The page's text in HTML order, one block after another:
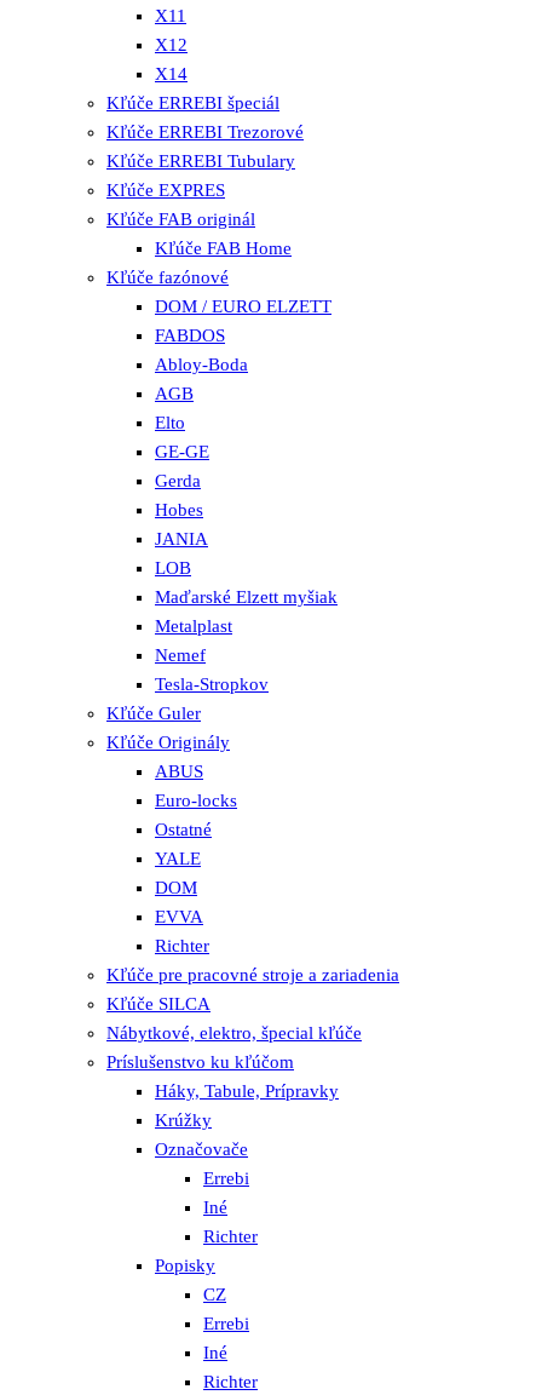
X11
X12
X14
Kľúče ERREBI špeciál
Kľúče ERREBI Trezorové
Kľúče ERREBI Tubulary
Kľúče EXPRES
Kľúče FAB originál
Kľúče FAB Home
Kľúče fazónové
DOM / EURO ELZETT
FABDOS
Abloy-Boda
AGB
Elto
GE-GE
Gerda
Hobes
JANIA
LOB
Maďarské Elzett myšiak
Metalplast
Nemef
Tesla-Stropkov
Kľúče Guler
Kľúče Originály
ABUS
Euro-locks
Ostatné
YALE
DOM
EVVA
Richter
Kľúče pre pracovné stroje a zariadenia
Kľúče SILCA
Nábytkové, elektro, špecial kľúče
Príslušenstvo ku kľúčom
Háky, Tabule, Prípravky
Krúžky
Označovače
Errebi
Iné
Richter
Popisky
CZ
Errebi
Iné
Richter